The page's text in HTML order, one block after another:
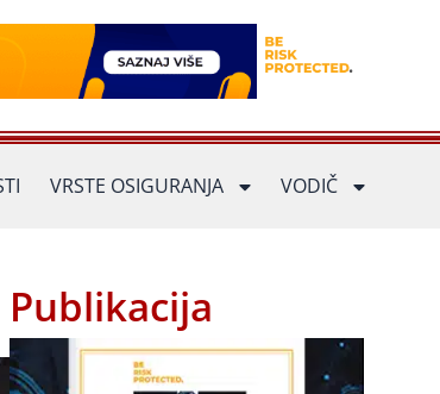
VRSTE OSIGURANJA VODIČ
Publikacija